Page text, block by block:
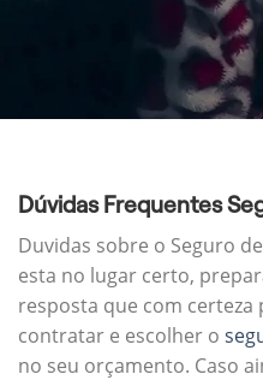
Dúvidas Frequentes
Duvidas sobre o Seguro
esta no lugar certo,
resposta que com
contratar e escolher o
no seu orçamento. Caso